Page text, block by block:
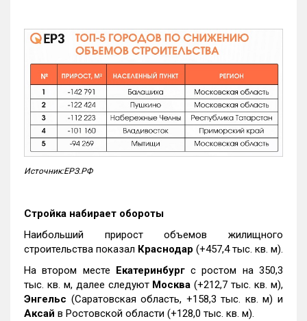
Источник:ЕРЗ.РФ
Стройка набирает обороты
Наибольший прирост объемов жилищного
строительства показал Краснодар (+457,4 тыс. кв. м).
На втором месте Екатеринбургс ростом на 350,3
тыс. кв. м, далее следуют Москва (+212,7 тыс. кв. м),
Энгельс (Саратовская область, +158,3 тыс. кв. м) и
Аксай в Ростовской области (+128,0 тыс. кв. м).